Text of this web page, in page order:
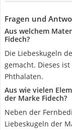
Fragen und
Aus welchem
Fidech?
Die Liebeskugeln
gemacht. Dieses
Phthalaten.
Aus wie vielen
der Marke Fidech?
Neben der
Liebeskugeln der